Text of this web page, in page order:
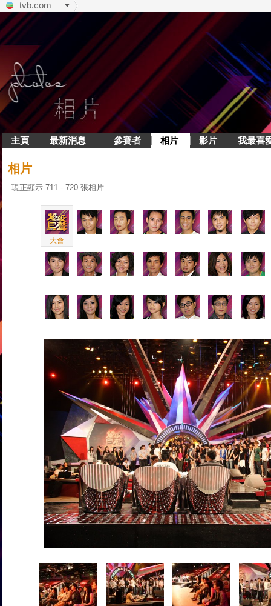
tvb.com
主頁 最新消息 參賽者 相片 影片 我最喜
相片
現正顯示 711 - 720 張相片
大會